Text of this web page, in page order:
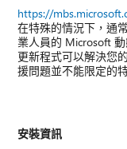
https://
在特殊的情況下，通
業人員的 Microsoft
更新程式可以解決您
援問題並不能限定的
安裝資訊